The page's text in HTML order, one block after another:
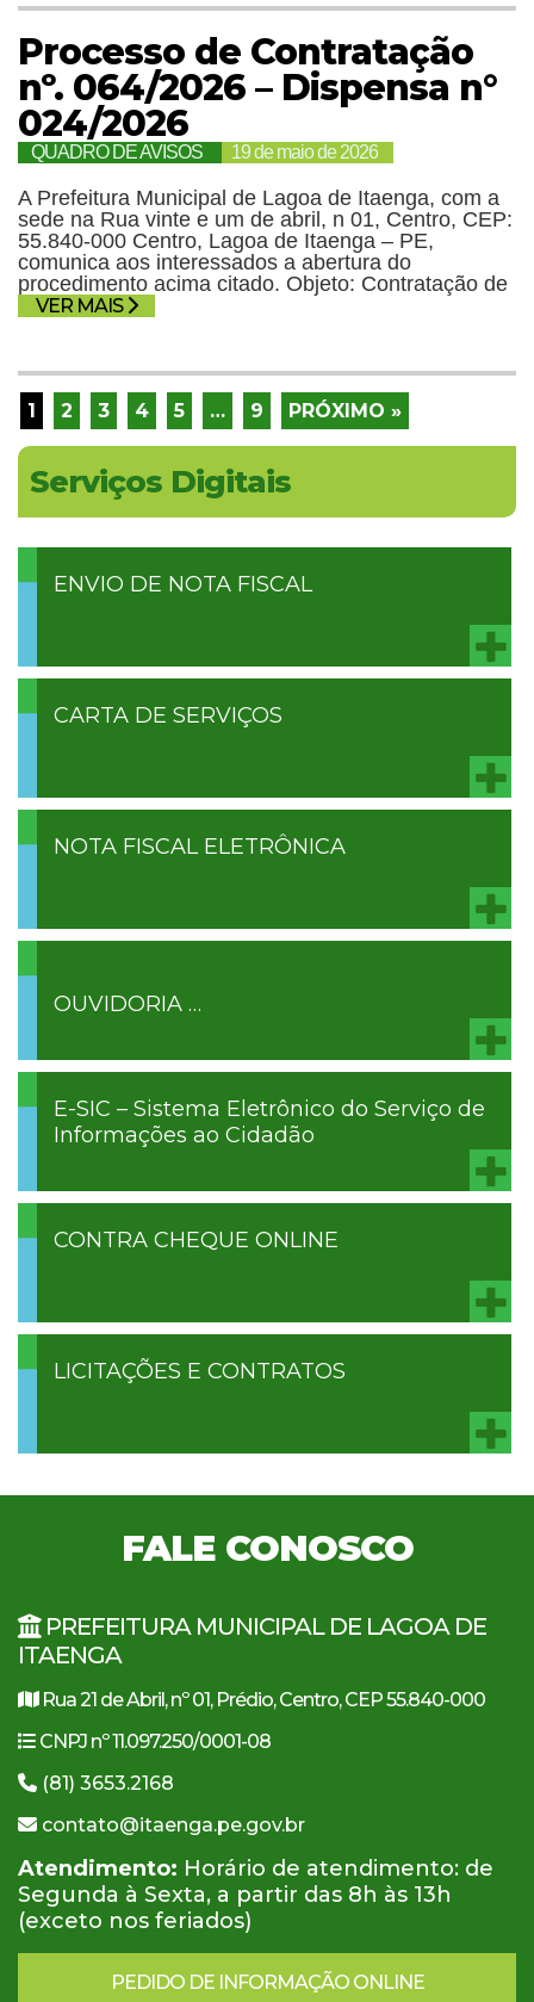
Processo de Contratação
nº. 064/2026 – Dispensa n°
024/2026
QUADRO DE AVISOS 19 de maio de 2026
A Prefeitura Municipal de Lagoa de Itaenga, com a
sede na Rua vinte e um de abril, n 01, Centro, CEP:
55.840-000 Centro, Lagoa de Itaenga – PE,
comunica aos interessados a abertura do
procedimento acima citado. Objeto: Contratação de
VER MAIS
1 2 3 4 5 … 9 PRÓXIMO »
Serviços Digitais
ENVIO DE NOTA FISCAL
CARTA DE SERVIÇOS
NOTA FISCAL ELETRÔNICA
OUVIDORIA …
E-SIC – Sistema Eletrônico do Serviço de
Informações ao Cidadão
CONTRA CHEQUE ONLINE
LICITAÇÕES E CONTRATOS
FALE CONOSCO
PREFEITURA MUNICIPAL DE LAGOA DE
ITAENGA
Rua 21 de Abril, nº 01, Prédio, Centro, CEP 55.840-000
CNPJ nº 11.097.250/0001-08
(81) 3653.2168
contato@itaenga.pe.gov.br
Atendimento: Horário de atendimento: de
Segunda à Sexta, a partir das 8h às 13h
(exceto nos feriados)
PEDIDO DE INFORMAÇÃO ONLINE